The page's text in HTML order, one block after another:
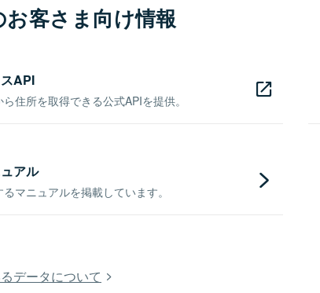
客さま向け情報
API
住所を取得できる公式APIを提供。
アル
マニュアルを掲載しています。
データについて